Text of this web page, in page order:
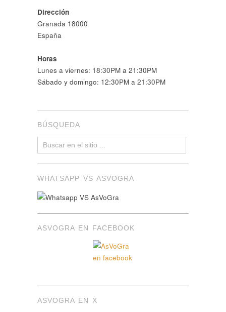
Dirección
Granada 18000
España
Horas
Lunes a viernes: 18:30PM a 21:30PM
Sábado y domingo: 12:30PM a 21:30PM
BÚSQUEDA
WHATSAPP VS ASVOGRA
ASVOGRA EN FACEBOOK
ASVOGRA EN X